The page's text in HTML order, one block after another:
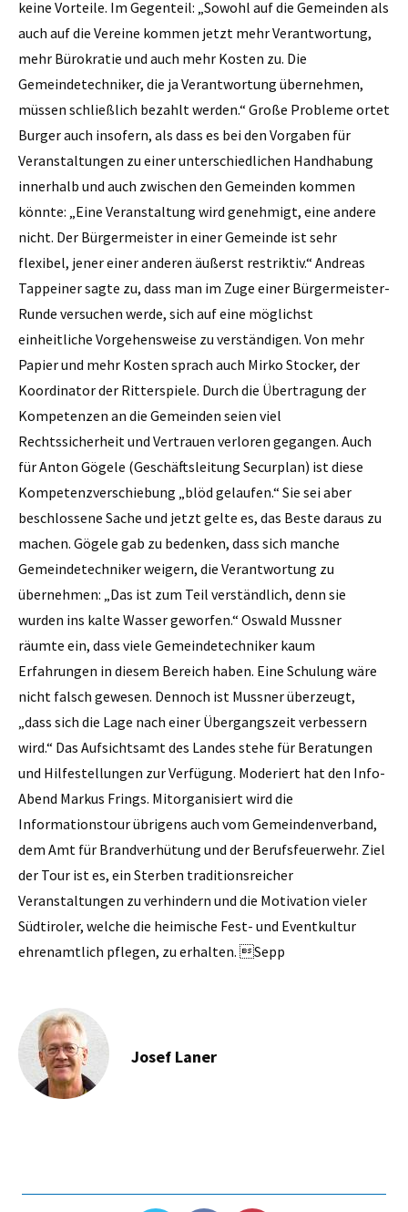
keine Vorteile. Im Gegenteil: „Sowohl auf die Gemeinden als
auch auf die Vereine kommen jetzt mehr Verantwortung,
mehr Bürokratie und auch mehr Kosten zu. Die
Gemeindetechniker, die ja Verantwortung übernehmen,
müssen schließlich bezahlt werden.“ Große Probleme ortet
Burger auch insofern, als dass es bei den Vorgaben für
Veranstaltungen zu einer unterschiedlichen Handhabung
innerhalb und auch zwischen den Gemeinden kommen
könnte: „Eine Veranstaltung wird genehmigt, eine andere
nicht. Der Bürgermeister in einer Gemeinde ist sehr
flexibel, jener einer anderen äußerst restriktiv.“ Andreas
Tappeiner sagte zu, dass man im Zuge einer Bürgermeister-
Runde versuchen werde, sich auf eine möglichst
einheitliche Vorgehensweise zu verständigen. Von mehr
Papier und mehr Kosten sprach auch Mirko Stocker, der
Koordinator der Ritterspiele. Durch die Übertragung der
Kompetenzen an die Gemeinden seien viel
Rechtssicherheit und Vertrauen verloren gegangen. Auch
für Anton Gögele (Geschäftsleitung Securplan) ist diese
Kompetenzverschiebung „blöd gelaufen.“ Sie sei aber
beschlossene Sache und jetzt gelte es, das Beste daraus zu
machen. Gögele gab zu bedenken, dass sich manche
Gemeindetechniker weigern, die Verantwortung zu
übernehmen: „Das ist zum Teil verständlich, denn sie
wurden ins kalte Wasser geworfen.“ ­Oswald Mussner
räumte ein, dass viele Gemeindetechniker kaum
Erfahrungen in diesem Bereich haben. Eine Schulung wäre
nicht falsch gewesen. Dennoch ist Mussner überzeugt,
„dass sich die Lage nach einer Übergangszeit verbessern
wird.“ Das Aufsichtsamt des Landes stehe für Beratungen
und Hilfestellungen zur Verfügung. Moderiert hat den Info-
Abend Markus Frings. Mitorganisiert wird die
Informationstour übrigens auch vom Gemeindenverband,
dem Amt für Brandverhütung und der Berufsfeuerwehr. Ziel
der Tour ist es, ein Sterben traditionsreicher
Veranstaltungen zu verhindern und die Motivation vieler
Südtiroler, welche die heimische Fest- und Eventkultur
ehrenamtlich pflegen, zu erhalten. Sepp
Josef Laner